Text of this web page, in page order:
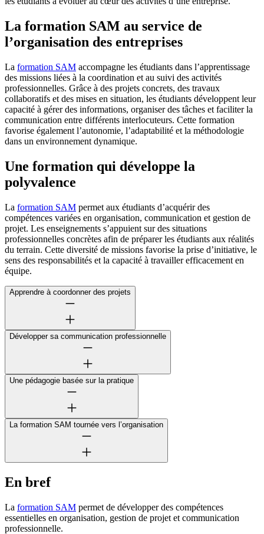
La formation SAM au service de
l’organisation des entreprises
La formation SAM accompagne les étudiants dans l’apprentissage
des missions liées à la coordination et au suivi des activités
professionnelles. Grâce à des projets concrets, des travaux
collaboratifs et des mises en situation, les étudiants développent leur
capacité à gérer des informations, organiser des tâches et faciliter la
communication entre différents interlocuteurs. Cette formation
favorise également l’autonomie, l’adaptabilité et la méthodologie
dans un environnement dynamique.
Une formation qui développe la
polyvalence
La formation SAM permet aux étudiants d’acquérir des
compétences variées en organisation, communication et gestion de
projet. Les enseignements s’appuient sur des situations
professionnelles concrètes afin de préparer les étudiants aux réalités
du terrain. Cette diversité de missions favorise la prise d’initiative, le
sens des responsabilités et la capacité à travailler efficacement en
équipe.
Apprendre à coordonner des projets
Développer sa communication professionnelle
Une pédagogie basée sur la pratique
La formation SAM tournée vers l’organisation
En bref
La formation SAM permet de développer des compétences
essentielles en organisation, gestion de projet et communication
professionnelle.